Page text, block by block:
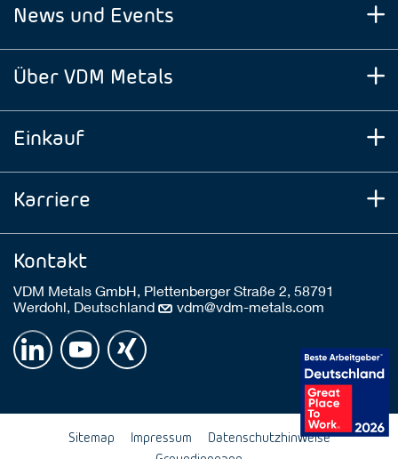
News und Events
Über VDM Metals
Einkauf
Karriere
Kontakt
VDM Metals GmbH, Plettenberger Straße 2, 58791
Werdohl, Deutschland
vdm@vdm-metals.com
Sitemap Impressum
Datenschutzhinweise